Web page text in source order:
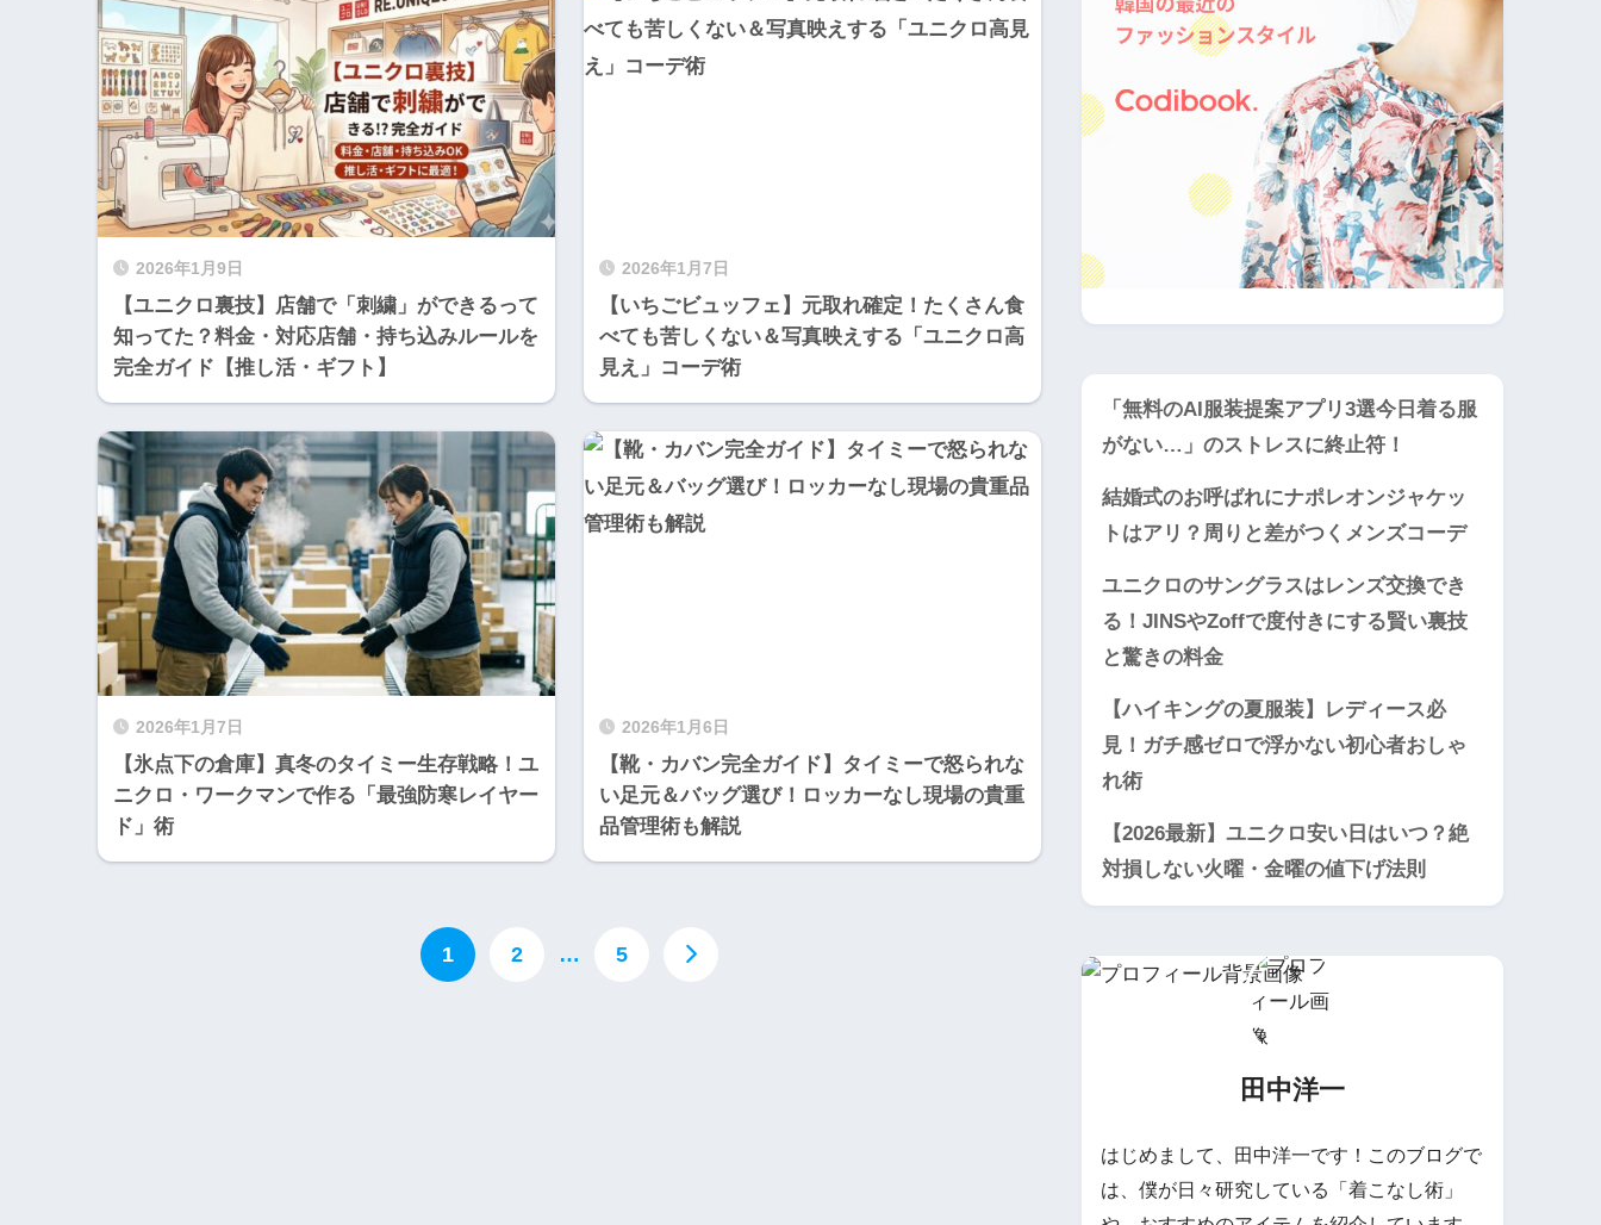
2026年1月9日
【ユニクロ裏技】店舗で「刺繍」ができるって
知ってた？料金・対応店舗・持ち込みルールを
完全ガイド【推し活・ギフト】
2026年1月7日
【いちごビュッフェ】元取れ確定！たくさん食
べても苦しくない＆写真映えする「ユニクロ高
見え」コーデ術
2026年1月7日
【氷点下の倉庫】真冬のタイミー生存戦略！ユ
ニクロ・ワークマンで作る「最強防寒レイヤー
ド」術
2026年1月6日
【靴・カバン完全ガイド】タイミーで怒られな
い足元＆バッグ選び！ロッカーなし現場の貴重
品管理術も解説
1 2 … 5
「無料のAI服装提案アプリ3選今日着る服
がない…」のストレスに終止符！
結婚式のお呼ばれにナポレオンジャケッ
トはアリ？周りと差がつくメンズコーデ
ユニクロのサングラスはレンズ交換でき
る！JINSやZoffで度付きにする賢い裏技
と驚きの料金
【ハイキングの夏服装】レディース必
見！ガチ感ゼロで浮かない初心者おしゃ
れ術
【2026最新】ユニクロ安い日はいつ？絶
対損しない火曜・金曜の値下げ法則
田中洋一
はじめまして、田中洋一です！このブログで
は、僕が日々研究している「着こなし術」